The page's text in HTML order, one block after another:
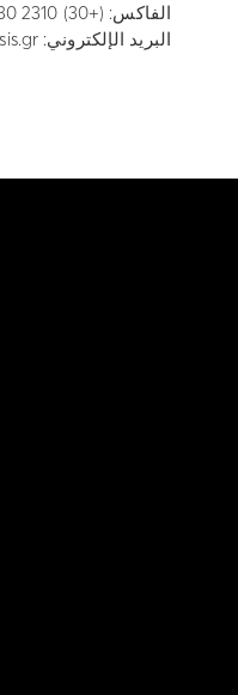
الفاكس: (+30) 2310 434130
البريد الإلكتروني: